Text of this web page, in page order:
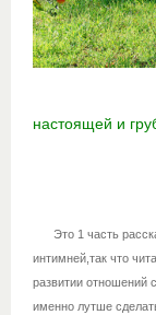
настоящей и
Это 1 часть
интимней,так что
развитии отношений
именно лутше